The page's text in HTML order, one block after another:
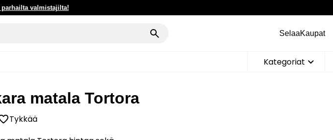
valmistajilta!
SelaaKaupat
Kategoriat
matala Tortora
Tykkää